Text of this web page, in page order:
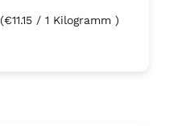
(€11.15 / 1 Kilogramm )